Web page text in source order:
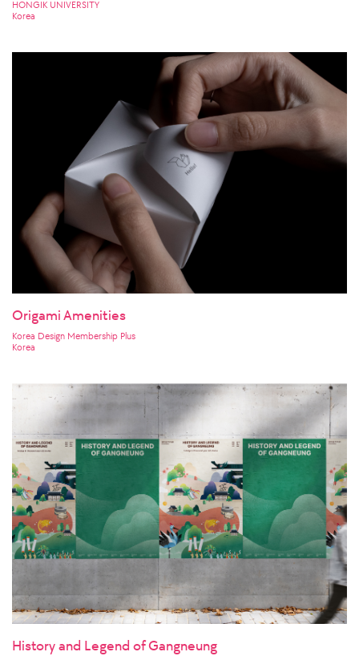
HONGIK UNIVERSITY
Korea
Origami Amenities
Korea Design Membership Plus
Korea
History and Legend of Gangneung